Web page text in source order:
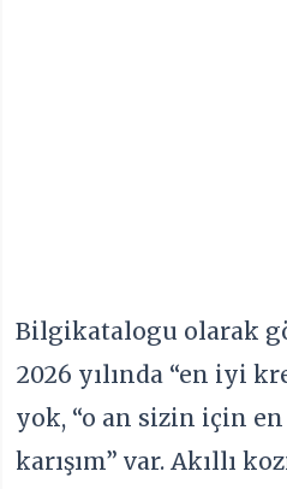
Bilgikatalogu olarak
2026 yılında “en iyi
yok, “o an sizin için
karışım” var. Akıllı